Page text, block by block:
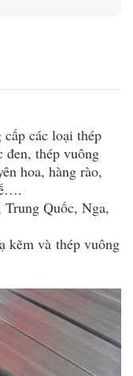
cấp các loại thép
đen, thép vuông
hoa, hàng rào,
Quốc, Nga,
kẽm và thép vuông